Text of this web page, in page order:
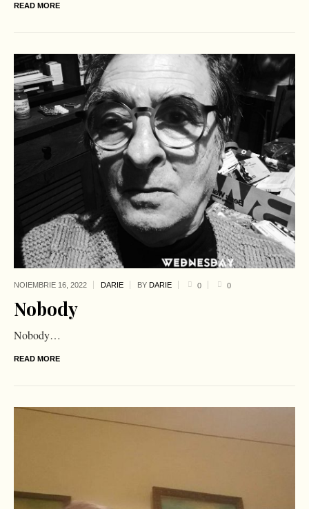
READ MORE
NOIEMBRIE 16, 2022 DARIE BY DARIE 0 0
Nobody
Nobody…
READ MORE